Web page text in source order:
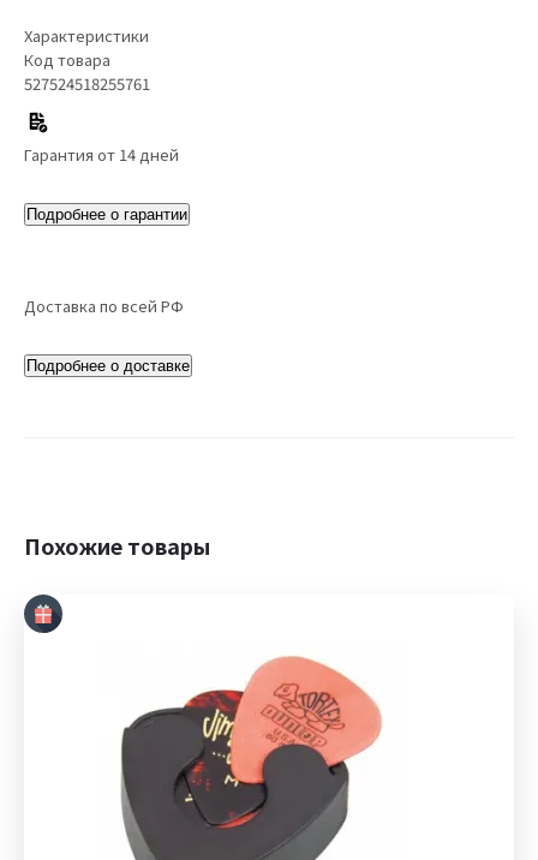
Характеристики
Код товара
527524518255761
Гарантия от 14 дней
Подробнее о гарантии
Доставка по всей РФ
Подробнее о доставке
Похожие товары